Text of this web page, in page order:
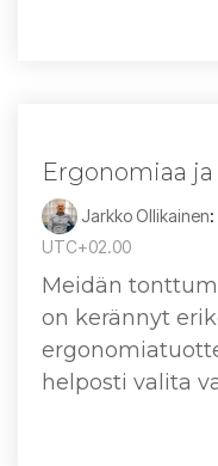
Ergonomiaa
Jarkko Ollikainen:
UTC+02.00
Meidän
on kerännyt
helposti valita